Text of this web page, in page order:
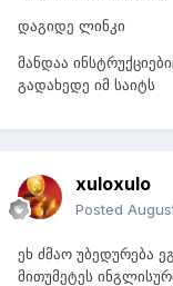
დაგიდე ლინკი
მანდაა
გადახედე იმ საიტს
xuloxulo
Posted
ეხ ძმაო უბედურება
მითუმეტეს